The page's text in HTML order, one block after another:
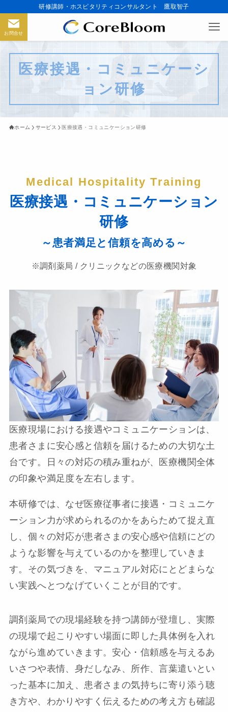
研修講師・ホスピタリティコンサルタント 鷹取智子
お問合せ
医療接遇・コミュニケーシ
ョン研修
ホーム サービス 医療接遇・コミュニケーション研修
Medical Hospitality Training
医療接遇・コミュニケーション
研修
～患者満足と信頼を高める～
※調剤薬局 / クリニックなどの医療機関対象
医療現場における接遇やコミュニケーションは、
患者さまに安心感と信頼を届けるための大切な土
台です。日々の対応の積み重ねが、医療機関全体
の印象や満足度を左右します。
本研修では、なぜ医療従事者に接遇・コミュニケ
ーション力が求められるのかをあらためて捉え直
し、個々の対応が患者さまの安心感や信頼にどの
ような影響を与えているのかを整理していきま
す。その気づきを、マニュアル対応にとどまらな
い実践へとつなげていくことが目的です。
調剤薬局での現場経験を持つ講師が登壇し、実際
の現場で起こりやすい場面に即した具体例を入れ
ながら進めていきます。安心・信頼感を与えるあ
いさつや表情、身だしなみ、所作、言葉遣いとい
った基本に加え、患者さまの気持ちに寄り添う聴
き方や、わかりやすく伝えるための考え方も確認